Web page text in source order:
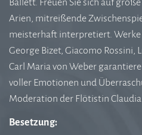
Arien, mitreißende
meisterhaft interpretiert.
George Bizet, Giacomo Rossini,
Carl Maria von Weber
voller Emotionen und
Moderation der Flötistin Claudia
Besetzung: